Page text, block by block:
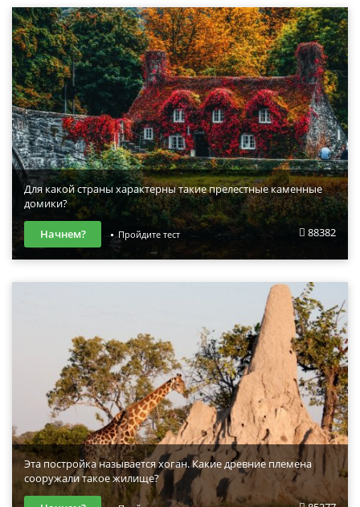
Для какой страны характерны такие прелестные каменные
домики?
88382
Начнем? Пройдите тест
Эта постройка называется хоган. Какие древние племена
сооружали такое жилище?